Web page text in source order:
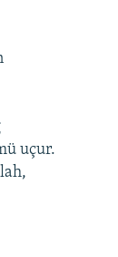
uçur.